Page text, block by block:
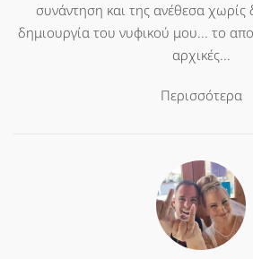
συνάντηση και της ανέθεσα χωρίς
δημιουργία του νυφικού μου... το
αρχικές...
Περισσότερα